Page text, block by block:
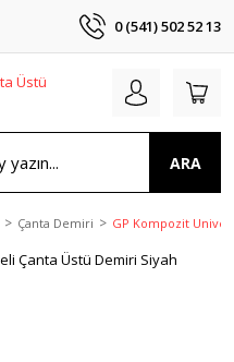
0 (541) 502 52 13
ARA
Çanta Demiri GP Kompozit